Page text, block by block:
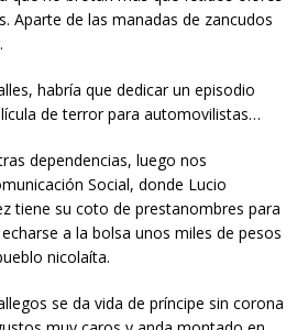
Aparte de las manadas de zancudos
habría que dedicar un episodio
de terror para automovilistas…
dependencias, luego nos
Social, donde Lucio
tiene su coto de prestanombres para
a la bolsa unos miles de pesos
nicolaíta.
se da vida de príncipe sin corona